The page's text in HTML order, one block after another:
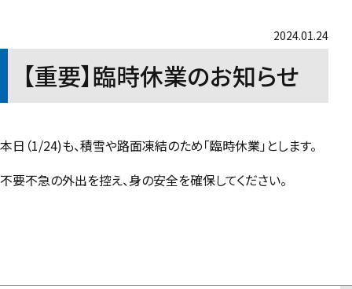
2024.01.24
【重要】臨時休業のお知らせ
本日（1/24)も、積雪や路面凍結のため「臨時休業」とします。
不要不急の外出を控え、身の安全を確保してください。